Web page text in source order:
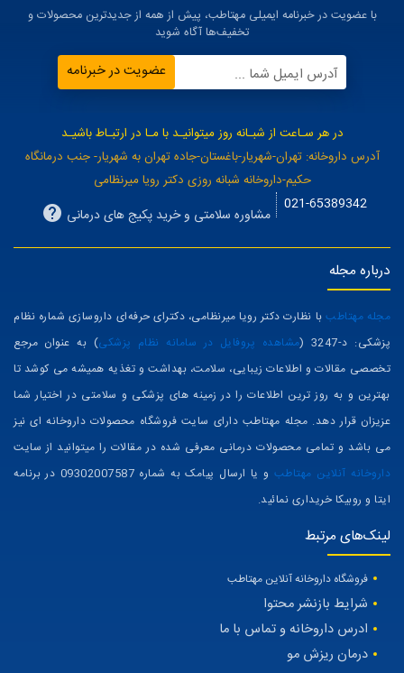
با عضویت در خبرنامه ایمیلی مهتاطب، پیش از همه از جدیدترین محصولات و
تخفیف‌ها آگاه شوید
آدرس ایمیل شما ... عضویت در خبرنامه
در هر سـاعت از شبـانه روز میتوانیـد با مـا در ارتبـاط باشیـد
آدرس داروخانه: تهران-شهریار-باغستان-جاده تهران به شهریار- جنب درمانگاه
حکیم-داروخانه شبانه روزی دکتر رویا میرنظامی
021-65389342
مشاوره سلامتی و خرید پکیج های درمانی
درباره مجله
مجله مهتاطببا نظارت دکتر رویا میرنظامی، دکترای حرفه‌ای داروسازی شماره نظام
پزشکی: د-3247 (
مشاهده پروفایل در سامانه نظام پزشکی) به عنوان مرجع
تخصصی مقالات و اطلاعات زیبایی، سلامت، بهداشت و تغذیه همیشه می کوشد تا
بهترین و به روز ترین اطلاعات را در زمینه های پزشکی و سلامتی در اختیار شما
عزیزان قرار دهد. مجله مهتاطب دارای سایت فروشگاه محصولات داروخانه ای نیز
می باشد و تمامی محصولات درمانی معرفی شده در مقالات را میتوانید از سایت
داروخانه آنلاین مهتاطب
و یا ارسال پیامک به شماره 09302007587 در برنامه
ایتا و روبیکا خریداری نمائید.
لینک‌های مرتبط
فروشگاه داروخانه آنلاین مهتاطب
شرایط بازنشر محتوا
ادرس داروخانه و تماس با ما
درمان ریزش مو